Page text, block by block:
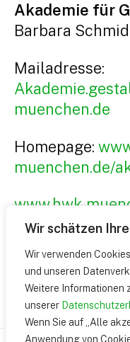
Wir schätzen
Wir verwenden
und unseren
Weitere Informationen
unserer
Wenn Sie auf „Alle
Anwendung von
Akademie für
Barbara
Mailadresse:
muenchen.de
Homepage:
muenchen.de/
www.hwk-
←zurück